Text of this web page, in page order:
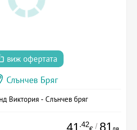
виж офертата
Слънчев Бряг
Виктория - Слънчев бряг
41 .42 / 81